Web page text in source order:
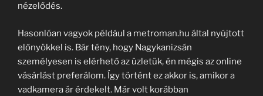
nézelődés.
Hasonlóan vagyok például a metroman.hu által nyújtott
előnyökkel is. Bár tény, hogy Nagykanizsán
személyesen is elérhető az üzletük, én mégis az online
vásárlást preferálom. Így történt ez akkor is, amikor a
vadkamera ár érdekelt. Már volt korábban